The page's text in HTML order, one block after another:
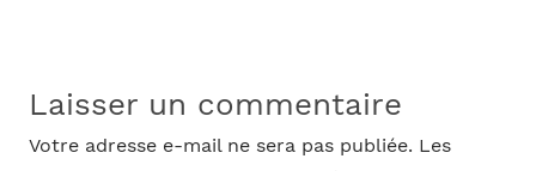
Laisser un commentaire
Votre adresse e-mail ne sera pas publiée. Les